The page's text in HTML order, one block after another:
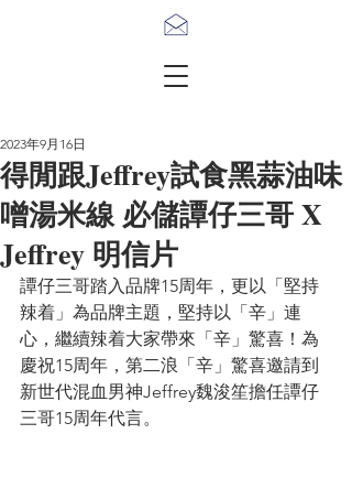
得閒跟Jeffrey試食黑蒜油味
噌湯米線 必儲譚仔三哥 X
Jeffrey 明信片
2023年9月16日
譚仔三哥踏入品牌15周年，更以「堅持
辣着」為品牌主題，堅持以「辛」連
心，繼續辣着大家帶來「辛」驚喜！為
慶祝15周年，第二浪「辛」驚喜邀請到
新世代混血男神Jeffrey魏浚笙擔任譚仔
三哥15周年代言。